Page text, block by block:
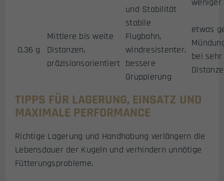
und Stabilität
0,36 g
Mittlere bis weite
Distanzen,
präzisionsorientiert
stabile
Flugbahn,
windresistenter,
bessere
Gruppierung
etwas
bei
TIPPS FÜR LAGERUNG, EINSATZ UND
MAXIMALE PERFORMANCE
Richtige Lagerung und Handhabung verlängern die
Lebensdauer der Kugeln und verhindern unnötige
Fütterungsprobleme.